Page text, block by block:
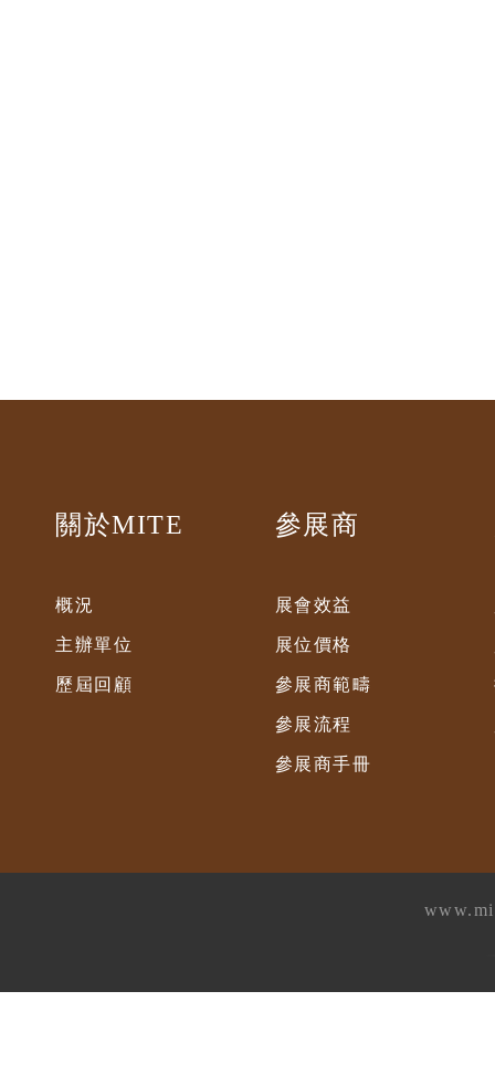
關於MITE
概況
主辦單位
歷屆回顧
參展商
展會效益
展位價格
參展商範疇
參展流程
參展商手冊